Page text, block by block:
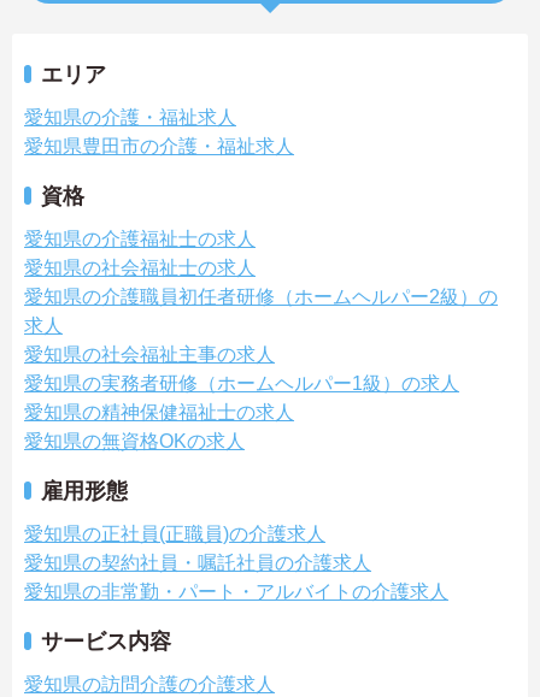
エリア
愛知県の介護・福祉求人
愛知県豊田市の介護・福祉求人
資格
愛知県の介護福祉士の求人
愛知県の社会福祉士の求人
愛知県の介護職員初任者研修（ホームヘルパー2級）の
求人
愛知県の社会福祉主事の求人
愛知県の実務者研修（ホームヘルパー1級）の求人
愛知県の精神保健福祉士の求人
愛知県の無資格OKの求人
雇用形態
愛知県の正社員(正職員)の介護求人
愛知県の契約社員・嘱託社員の介護求人
愛知県の非常勤・パート・アルバイトの介護求人
サービス内容
愛知県の訪問介護の介護求人